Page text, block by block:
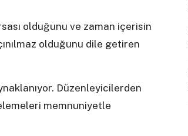
olduğunu ve zaman içerisin
olduğunu dile getiren
Düzenleyicilerden
memnuniyetle